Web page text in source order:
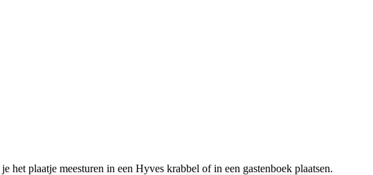
plaatje meesturen in een Hyves krabbel of in een gastenboek plaatsen.